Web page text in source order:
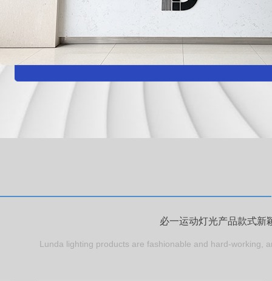
必一运动灯光产品款式新
Lunda lighting products are fashionable and hard-working,